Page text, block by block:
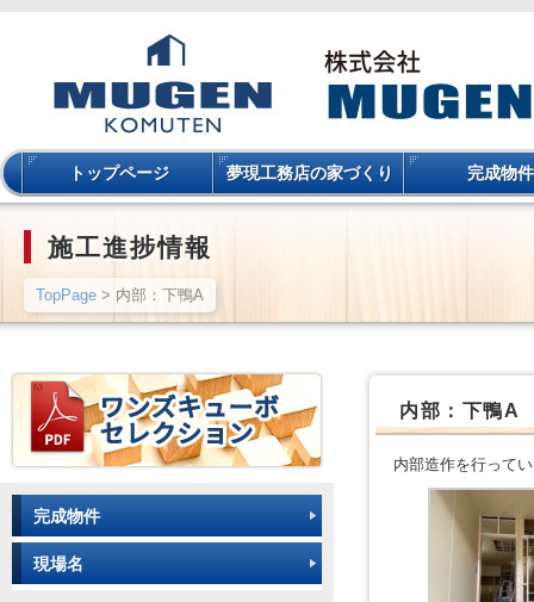
トップページ 夢現工務店の家づくり 完成物件
施工進捗情報
TopPage > 内部：下鴨A
内部：下鴨A
内部造作を行って
完成物件
現場名